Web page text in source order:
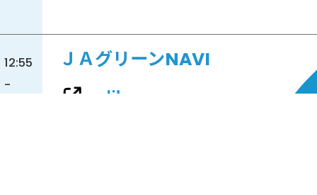
12:55
-
ＪＡグリーンNAVI